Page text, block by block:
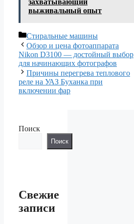
захватывающий
выживальный опыт
Рубрики
Стиральные машины
Обзор и цена фотоаппарата
Nikon D3100 — достойный выбор
для начинающих фотографов
Причины перегрева теплового
реле на УАЗ Буханка при
включении фар
Поиск
Поиск
Свежие
записи